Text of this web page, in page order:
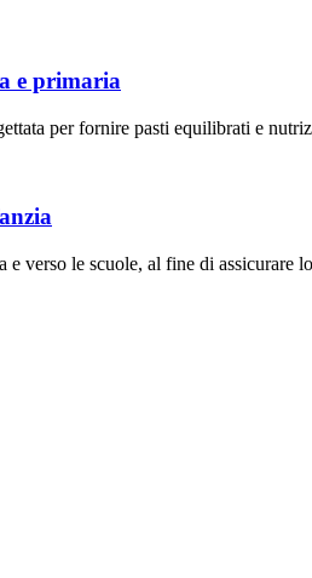
e primaria
per fornire pasti equilibrati e
verso le scuole, al fine di assicurare